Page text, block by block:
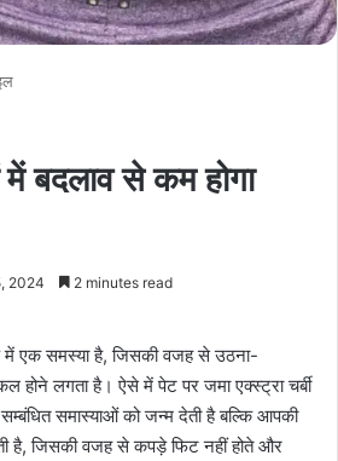
बदलाव से कम होगा
2024 2 minutes read
में एक समस्या है, जिसकी वजह से उठना-
होने लगता है। ऐसे में पेट पर जमा एक्स्ट्रा चर्बी
समास्याओं को जन्म देती है बल्कि आपकी
है, जिसकी वजह से कपड़े फिट नहीं होते और